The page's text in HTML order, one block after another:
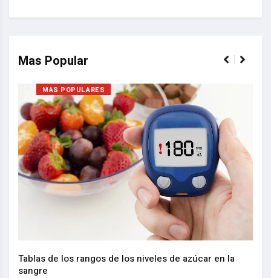
Mas Popular
MAS POPULARES
Tablas de los rangos de los niveles de azúcar en la
sangre